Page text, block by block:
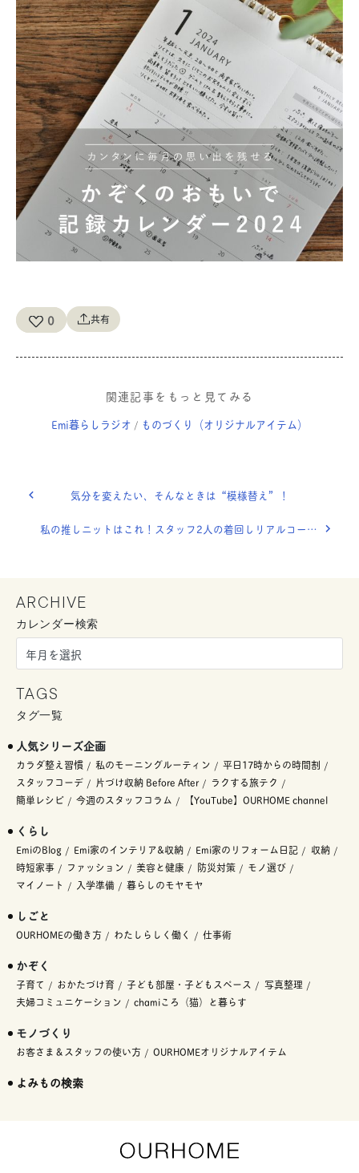
0 共有
関連記事をもっと見てみる
Emi暮らしラジオ / ものづくり（オリジナルアイテム）
気分を変えたい、そんなときは“模様替え”！
私の推しニットはこれ！スタッフ2人の着回しリアルコーデ。
ARCHIVE
カレンダー検索
TAGS
タグ一覧
人気シリーズ企画
カラダ整え習慣 私のモーニングルーティン
平日17時からの時間割
スタッフコーデ
片づけ収納 Before After
ラクする旅テク
簡単レシピ
今週のスタッフコラム 【YouTube】OURHOME channel
くらし
EmiのBlog Emi家のインテリア&収納 Emi家のリフォーム日記
収納
時短家事
ファッション 美容と健康 防災対策
モノ選び
マイノート
入学準備 暮らしのモヤモヤ
しごと
OURHOMEの働き方 わたしらしく働く 仕事術
かぞく
子育て おかたづけ育 子ども部屋・子どもスペース
写真整理
夫婦コミュニケーション
chamiころ（猫）と暮らす
モノづくり
お客さま＆スタッフの使い方 OURHOMEオリジナルアイテム
よみもの検索